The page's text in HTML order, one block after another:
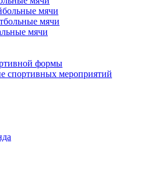
мячи
мячи
мячи
формы
спортивных мероприятий